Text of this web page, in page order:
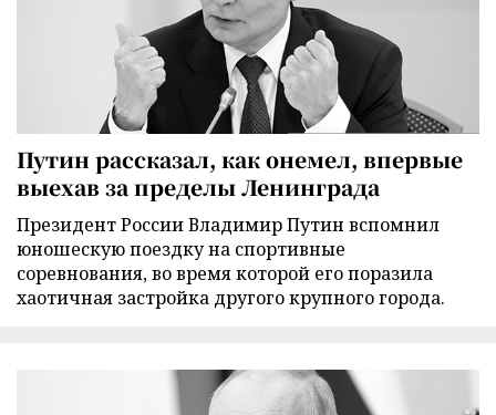
Путин рассказал, как онемел, впервые
выехав за пределы Ленинграда
Президент России Владимир Путин вспомнил
юношескую поездку на спортивные
соревнования, во время которой его поразила
хаотичная застройка другого крупного города.